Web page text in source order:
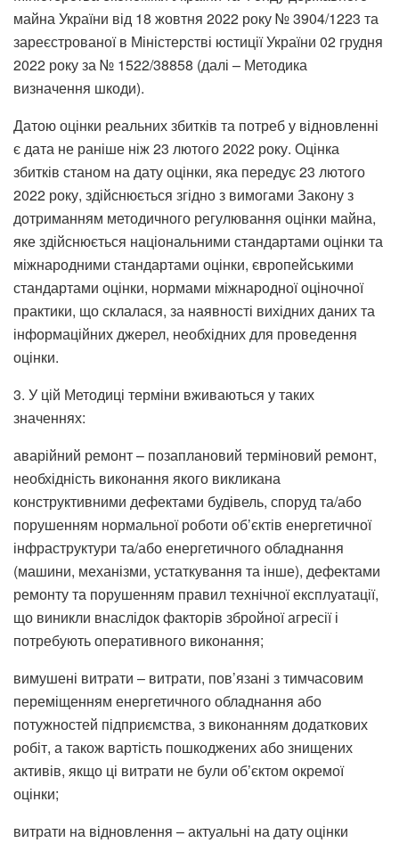
майна України від 18 жовтня 2022 року № 3904/1223 та
зареєстрованої в Міністерстві юстиції України 02 грудня
2022 року за № 1522/38858 (далі – Методика
визначення шкоди).
Датою оцінки реальних збитків та потреб у відновленні
є дата не раніше ніж 23 лютого 2022 року. Оцінка
збитків станом на дату оцінки, яка передує 23 лютого
2022 року, здійснюється згідно з вимогами Закону з
дотриманням методичного регулювання оцінки майна,
яке здійснюється національними стандартами оцінки та
міжнародними стандартами оцінки, європейськими
стандартами оцінки, нормами міжнародної оціночної
практики, що склалася, за наявності вихідних даних та
інформаційних джерел, необхідних для проведення
оцінки.
3. У цій Методиці терміни вживаються у таких
значеннях:
аварійний ремонт – позаплановий терміновий ремонт,
необхідність виконання якого викликана
конструктивними дефектами будівель, споруд та/або
порушенням нормальної роботи об’єктів енергетичної
інфраструктури та/або енергетичного обладнання
(машини, механізми, устаткування та інше), дефектами
ремонту та порушенням правил технічної експлуатації,
що виникли внаслідок факторів збройної агресії і
потребують оперативного виконання;
вимушені витрати – витрати, пов’язані з тимчасовим
переміщенням енергетичного обладнання або
потужностей підприємства, з виконанням додаткових
робіт, а також вартість пошкоджених або знищених
активів, якщо ці витрати не були об’єктом окремої
оцінки;
витрати на відновлення – актуальні на дату оцінки